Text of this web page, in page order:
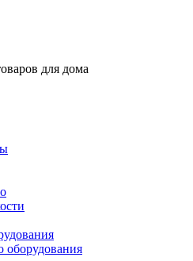
для дома
оборудования